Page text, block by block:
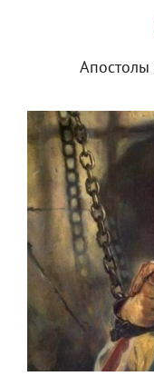
Апостолы